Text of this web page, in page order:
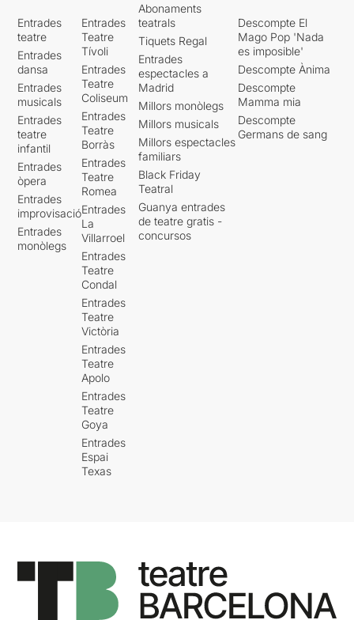
Entrades
teatre
Entrades
dansa
Entrades
musicals
Entrades
teatre
infantil
Entrades
òpera
Entrades
improvisació
Entrades
monòlegs
Entrades
Teatre
Tívoli
Entrades
Teatre
Coliseum
Entrades
Teatre
Borràs
Entrades
Teatre
Romea
Entrades
La
Villarroel
Entrades
Teatre
Condal
Entrades
Teatre
Victòria
Entrades
Teatre
Apolo
Entrades
Teatre
Goya
Entrades
Espai
Texas
Abonaments
teatrals
Tiquets Regal
Entrades
espectacles a
Madrid
Millors monòlegs
Millors musicals
Millors espectacles
familiars
Black Friday
Teatral
Guanya entrades
de teatre gratis -
concursos
Descompte El
Mago Pop 'Nada
es imposible'
Descompte Ànima
Descompte
Mamma mia
Descompte
Germans de sang